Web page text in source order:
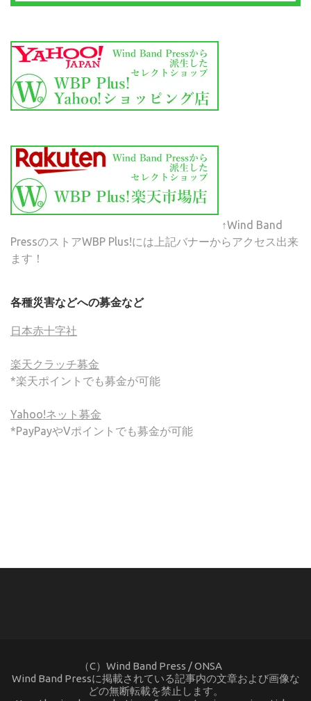
↑Wind Band
PressのストアWBP Plus!には上記バナーからアクセス出来
ます！
各種災害などへの募金など
日本赤十字社
楽天クラッチ募金
*楽天ポイントでも募金が可能
Yahoo!ネット募金
*PayPayやVポイントでも募金が可能
（C）Wind Band Press / ONSA
Wind Band Pressに掲載されている記事内の文章および画像な
どの無断転載を禁止します。